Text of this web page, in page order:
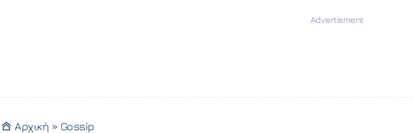
Αρχική » Gossip